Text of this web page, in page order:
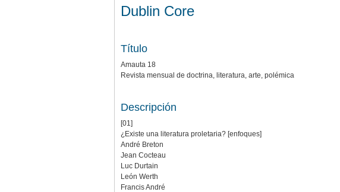
Dublin Core
Título
Amauta 18
Revista mensual de doctrina, literatura, arte, polémica
Descripción
[01]
¿Existe una literatura proletaria? [enfoques]
André Breton
Jean Cocteau
Luc Durtain
León Werth
Francis André